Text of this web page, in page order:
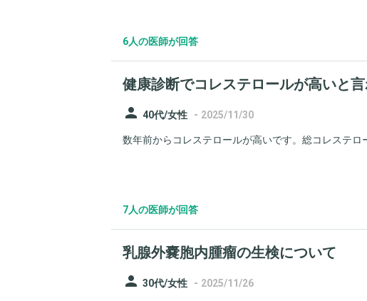
6人の医師が回答
健康診断でコレステロールが高いと
person 40代/女性 - 2025/11/30
数年前からコレステロールが高いです。総コレステロ
7人の医師が回答
乳腺外嚢胞内腫瘤の生検について
person 30代/女性 - 2025/11/26